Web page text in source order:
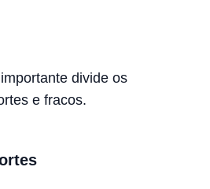
divide os
e fracos.